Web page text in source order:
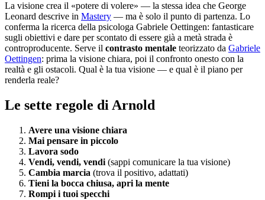
La visione crea il «potere di volere» — la stessa idea che George
Leonard descrive in Mastery — ma è solo il punto di partenza. Lo
conferma la ricerca della psicologa Gabriele Oettingen: fantasticare
sugli obiettivi e dare per scontato di essere già a metà strada è
controproducente. Serve il contrasto mentale teorizzato da Gabriele
Oettingen: prima la visione chiara, poi il confronto onesto con la
realtà e gli ostacoli. Qual è la tua visione — e qual è il piano per
renderla reale?
Le sette regole di Arnold
Avere una visione chiara
Mai pensare in piccolo
Lavora sodo
Vendi, vendi, vendi (sappi comunicare la tua visione)
Cambia marcia (trova il positivo, adattati)
Tieni la bocca chiusa, apri la mente
Rompi i tuoi specchi